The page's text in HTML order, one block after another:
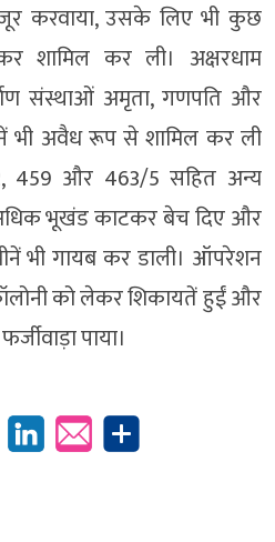
करवाया, उसके लिए भी कुछ
शामिल कर ली। अक्षरधाम
संस्थाओं अमृता, गणपति और
भी अवैध रूप से शामिल कर ली
459 और 463/5 सहित अन्य
भूखंड काटकर बेच दिए और
भी गायब कर डाली। ऑपरेशन
को लेकर शिकायतें हुईं और
पाया।